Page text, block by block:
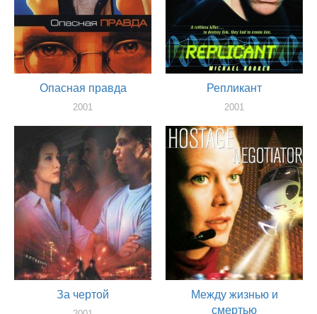
Опасная правда
2001
Репликант
2001
За чертой
Между жизнью и
смертью